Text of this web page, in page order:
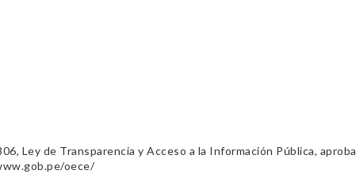
Ley de Transparencia y Acceso a la Información Pública,
oece/